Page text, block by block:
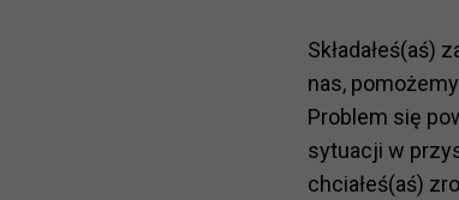
Składałeś(aś)
nas,
Problem się
sytuacji w
chciałeś(aś)